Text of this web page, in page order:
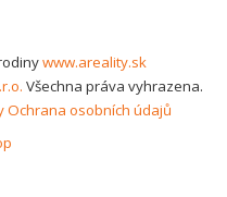
www.areality.sk
Všechna práva vyhrazena.
Ochrana osobních údajů